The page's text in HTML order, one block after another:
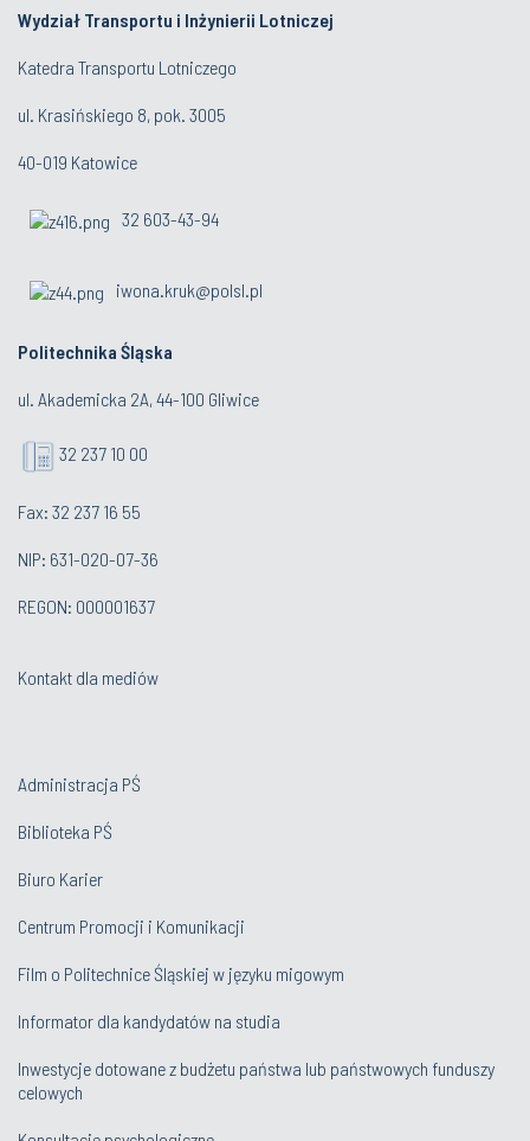
Wydział Transportu i Inżynierii Lotniczej
Katedra Transportu Lotniczego
ul. Krasińskiego 8, pok. 3005
40-019 Katowice
32 603-43-94
iwona.kruk@polsl.pl
Politechnika Śląska
ul. Akademicka 2A, 44-100 Gliwice
32 237 10 00
Fax: 32 237 16 55
NIP: 631-020-07-36
REGON: 000001637
Kontakt dla mediów
Administracja PŚ
Biblioteka PŚ
Biuro Karier
Centrum Promocji i Komunikacji
Film o Politechnice Śląskiej w języku migowym
Informator dla kandydatów na studia
Inwestycje dotowane z budżetu państwa lub państwowych funduszy
celowych